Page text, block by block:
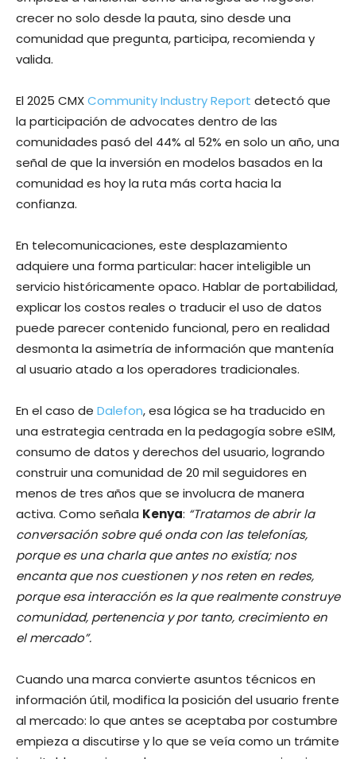
crecer no solo desde la pauta, sino desde una
comunidad que pregunta, participa, recomienda y
valida.
El 2025 CMXCommunity Industry Report detectó que
la participación de advocates dentro de las
comunidades pasó del 44% al 52% en solo un año, una
señal de que la inversión en modelos basados en la
comunidad es hoy la ruta más corta hacia la
confianza.
En telecomunicaciones, este desplazamiento
adquiere una forma particular: hacer inteligible un
servicio históricamente opaco. Hablar de portabilidad,
explicar los costos reales o traducir el uso de datos
puede parecer contenido funcional, pero en realidad
desmonta la asimetría de información que mantenía
al usuario atado a los operadores tradicionales.
En el caso de Dalefon, esa lógica se ha traducido en
una estrategia centrada en la pedagogía sobre eSIM,
consumo de datos y derechos del usuario, logrando
construir una comunidad de 20 mil seguidores en
menos de tres años que se involucra de manera
activa. Como señala Kenya: “Tratamos de abrir la
conversación sobre qué onda con las telefonías,
porque es una charla que antes no existía; nos
encanta que nos cuestionen y nos reten en redes,
porque esa interacción es la que realmente construye
comunidad, pertenencia y por tanto, crecimiento en
el mercado”.
Cuando una marca convierte asuntos técnicos en
información útil, modifica la posición del usuario frente
al mercado: lo que antes se aceptaba por costumbre
empieza a discutirse y lo que se veía como un trámite